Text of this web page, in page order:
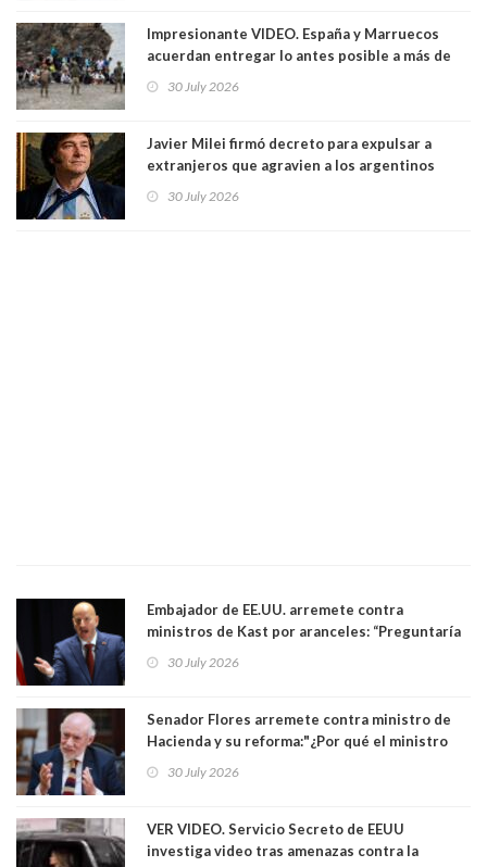
Impresionante VIDEO. España y Marruecos
acuerdan entregar lo antes posible a más de
avalancha y de manera irregular a territorio
30 July 2026
Javier Milei firmó decreto para expulsar a
extranjeros que agravien a los argentinos
30 July 2026
Embajador de EE.UU. arremete contra
ministros de Kast por aranceles: “Preguntaría
Yo diría que no”
30 July 2026
Senador Flores arremete contra ministro de
Hacienda y su reforma:"¿Por qué el ministro
más ricos, pasándole la aplanadora a los
30 July 2026
VER VIDEO. Servicio Secreto de EEUU
investiga video tras amenazas contra la